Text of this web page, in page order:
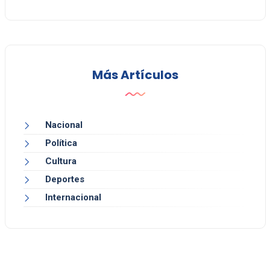
Más Artículos
Nacional
Política
Cultura
Deportes
Internacional